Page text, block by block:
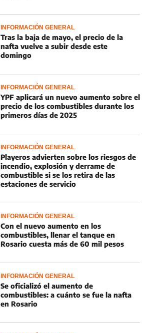
INFORMACIÓN GENERAL
Tras la baja de mayo, el precio de la
nafta vuelve a subir desde este
domingo
INFORMACIÓN GENERAL
YPF aplicará un nuevo aumento sobre el
precio de los combustibles durante los
primeros días de 2025
INFORMACIÓN GENERAL
Playeros advierten sobre los riesgos de
incendio, explosión y derrame de
combustible si se los retira de las
estaciones de servicio
INFORMACIÓN GENERAL
Con el nuevo aumento en los
combustibles, llenar el tanque en
Rosario cuesta más de 60 mil pesos
INFORMACIÓN GENERAL
Se oficializó el aumento de
combustibles: a cuánto se fue la nafta
en Rosario